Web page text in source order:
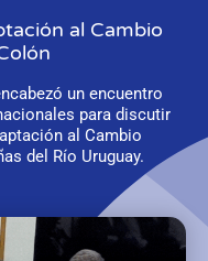
al Cambio
un encuentro
para discutir
al Cambio
del Río Uruguay.